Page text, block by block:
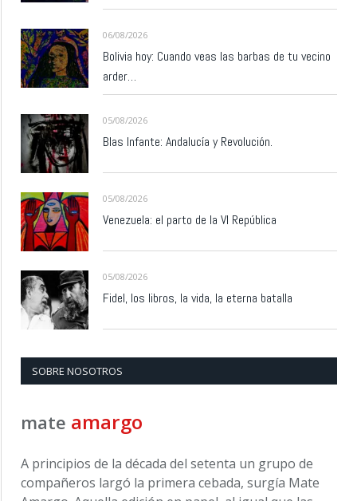
06/08/2026
Bolivia hoy: Cuando veas las barbas de tu vecino
arder…
05/08/2026
Blas Infante: Andalucía y Revolución.
05/08/2026
Venezuela: el parto de la VI República
05/08/2026
Fidel, los libros, la vida, la eterna batalla
SOBRE NOSOTROS
mate amargo
A principios de la década del setenta un grupo de
compañeros largó la primera cebada, surgía Mate